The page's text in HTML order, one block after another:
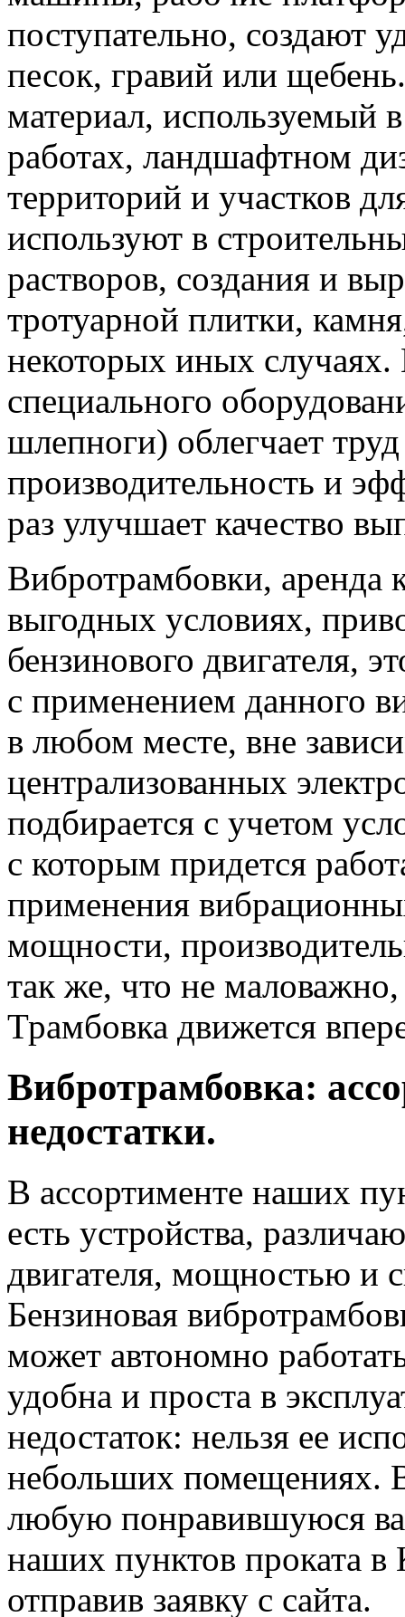
поступательно, создают
песок, гравий или
материал, используемый
работах, ландшафтном
территорий и участков
используют в
растворов, создания и
тротуарной плитки,
некоторых иных
специального
шлепноги) облегчает
производительность и
раз улучшает качество
Вибротрамбовки, аренда
выгодных условиях,
бензинового двигателя,
с применением данного
в любом месте, вне
централизованных
подбирается с учетом
с которым придется
применения
мощности,
так же, что не
Трамбовка движется
Вибротрамбовка:
недостатки.
В ассортименте наших
есть устройства,
двигателя, мощностью и
Бензиновая
может автономно
удобна и проста в
недостаток: нельзя ее
небольших помещениях.
любую понравившуюся
наших пунктов проката в
отправив заявку с сайта.